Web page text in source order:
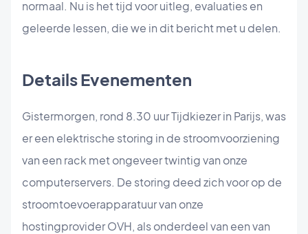
normaal. Nu is het tijd voor uitleg, evaluaties en
geleerde lessen, die we in dit bericht met u delen.
Details Evenementen
Gistermorgen, rond 8.30 uur Tijdkiezer in Parijs, was
er een elektrische storing in de stroomvoorziening
van een rack met ongeveer twintig van onze
computerservers. De storing deed zich voor op de
stroomtoevoerapparatuur van onze
hostingprovider OVH, als onderdeel van een van